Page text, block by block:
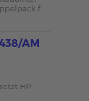
f.
AM
HP